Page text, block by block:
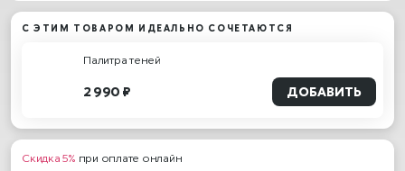
С ЭТИМ ТОВАРОМ ИДЕАЛЬНО СОЧЕТАЮТСЯ
Палитра теней
2 990 ₽ ДОБАВИТЬ
Скидка 5% при оплате онлайн